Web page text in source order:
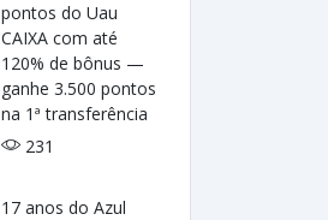
pontos do Uau
CAIXA com até
120% de bônus —
ganhe 3.500 pontos
na 1ª transferência
231
17 anos do Azul